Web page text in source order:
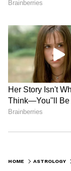
Image Credit :
ధనుస్సు రాశి
ధనుస్సు రాశి
బావుంటుంది.
ఆదాయ మార్గాలు
చదువులో
HOME ASTROLOGY